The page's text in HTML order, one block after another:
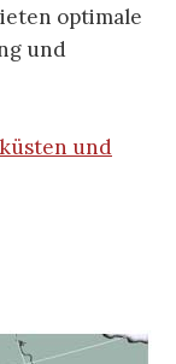
optimale
und
und